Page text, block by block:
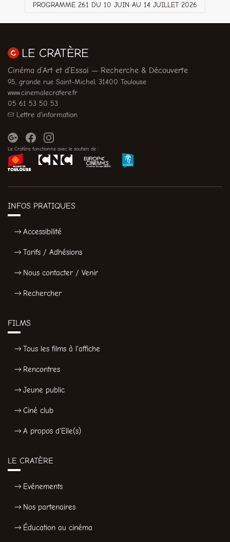
PROGRAMME 261 DU 10 JUIN AU 14 JUILLET 2026
LE CRATÈRE
Cinéma d’Art et d’Essai — Recherche & Découverte
95, grande rue Saint-Michel, 31400 Toulouse
www.cinemalecratere.fr
05 61 53 50 53
Lettre d'information
Le Cratère fonctionne avec le soutien de :
INFOS PRATIQUES
Accessibilité
Tarifs / Adhésions
Nous contacter / Venir
Rechercher
FILMS
Tous les films à l'affiche
Rencontres
Jeune public
Ciné club
A propos d'Elle(s)
LE CRATÈRE
Evénements
Nos partenaires
Éducation au cinéma